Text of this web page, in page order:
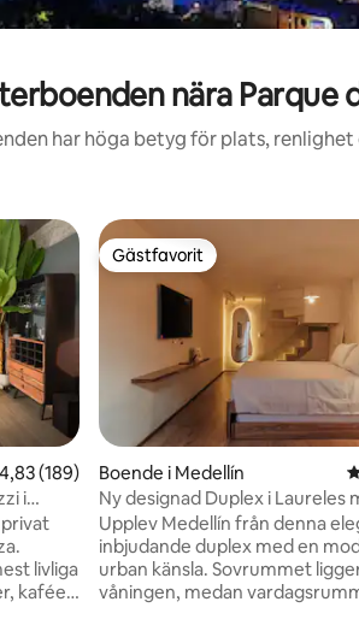
nära Parque
har höga betyg för plats, renlighet
av 5 i genomsnittligt betyg, 189
4,83 (189)
i
livliga
kaféer
Gästfavorit
Gästfavorit
Boende i Medellín
Ny designad Duplex i Laureles
och luftkonditionering
Upplev Medellín från denna
inbjudande duplex med en
urban känsla. Sovrummet
våningen, medan